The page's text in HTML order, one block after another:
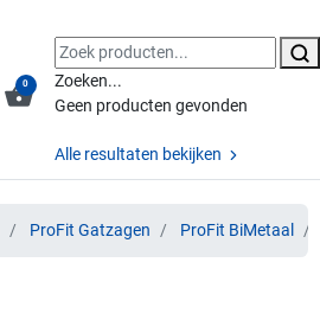
shopping_basket
0
Zoeken...
Geen producten gevonden
Alle resultaten bekijken
ProFit Gatzagen ProFit BiMetaal